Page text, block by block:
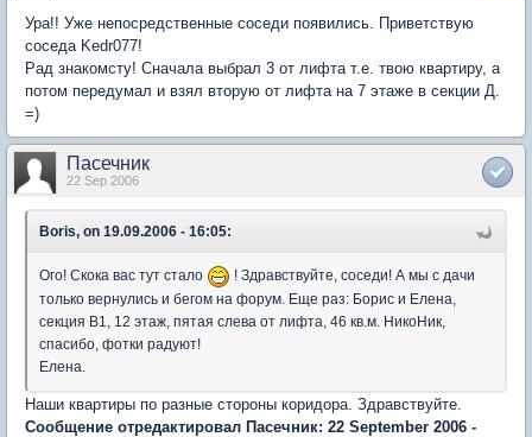
Ура!! Уже непосредственные соседи появились. Приветствую
соседа Kedr077!
Рад знакомсту! Сначала выбрал 3 от лифта т.е. твою квартиру, а
потом передумал и взял вторую от лифта на 7 этаже в секции Д.
=)
Пасечник
22 Sep 2006
Boris, on 19.09.2006 - 16:05:
Ого! Скока вас тут стало
! Здравствуйте, соседи! А мы с дачи
только вернулись и бегом на форум. Еще раз: Борис и Елена,
секция В1, 12 этаж, пятая слева от лифта, 46 кв.м. НикоНик,
спасибо, фотки радуют!
Елена.
Наши квартиры по разные стороны коридора. Здравствуйте.
Сообщение отредактировал Пасечник: 22 September 2006 -